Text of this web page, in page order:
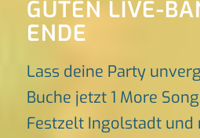
GUTEN LIVE-
ENDE
Lass deine Party
Buche jetzt 1 More Song
Festzelt Ingolstadt und